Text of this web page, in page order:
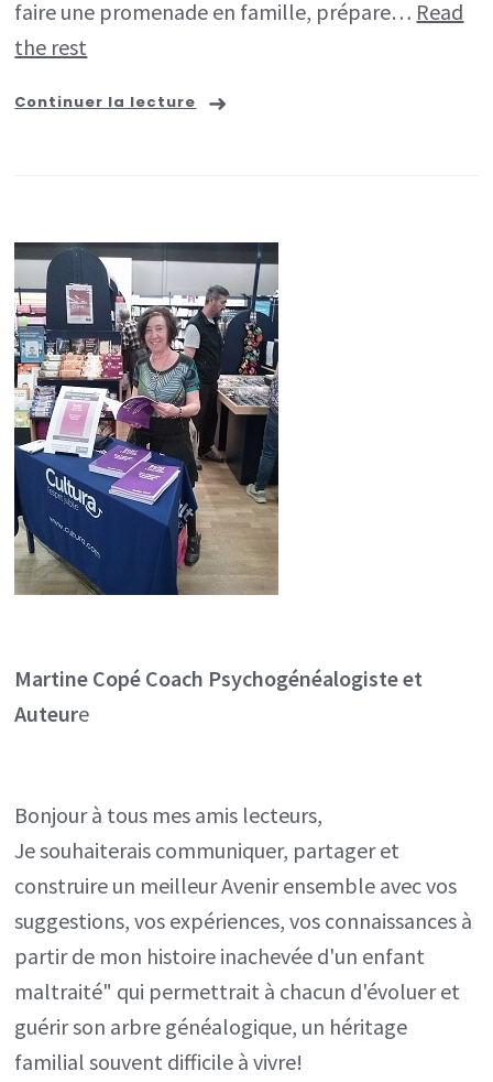
faire une promenade en famille, prépare… Read
the rest
Continuer la lecture
Martine Copé Coach Psychogénéalogiste et
Auteure
Bonjour à tous mes amis lecteurs,
Je souhaiterais communiquer, partager et
construire un meilleur Avenir ensemble avec vos
suggestions, vos expériences, vos connaissances à
partir de mon histoire inachevée d'un enfant
maltraité" qui permettrait à chacun d'évoluer et
guérir son arbre généalogique, un héritage
familial souvent difficile à vivre!